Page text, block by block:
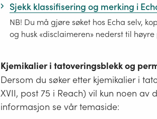
Sjekk klassifisering og merking i
NB! Du må gjøre søket hos Echa selv,
og husk «disclaimeren» nederst til
Kjemikalier i tatoveringsblekk og
Dersom du søker etter kjemikalier i
XVII, post 75 i Reach) vil kun noen
informasjon se vår temaside: